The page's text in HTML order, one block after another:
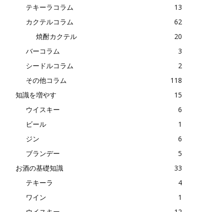
テキーラコラム
13
カクテルコラム
62
焼酎カクテル
20
バーコラム
3
シードルコラム
2
その他コラム
118
知識を増やす
15
ウイスキー
6
ビール
1
ジン
6
ブランデー
5
お酒の基礎知識
33
テキーラ
4
ワイン
1